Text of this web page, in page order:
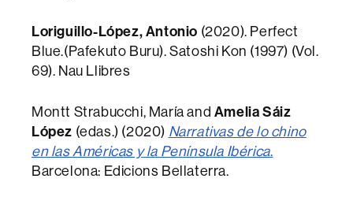
Loriguillo-López, Antonio (2020). Perfect
Blue.(Pafekuto Buru). Satoshi Kon (1997) (Vol.
69). Nau Llibres
Montt Strabucchi, María and Amelia Sáiz
López (edas.) (2020) Narrativas de lo chino
en las Américas y la Península Ibérica.
Barcelona: Edicions Bellaterra.